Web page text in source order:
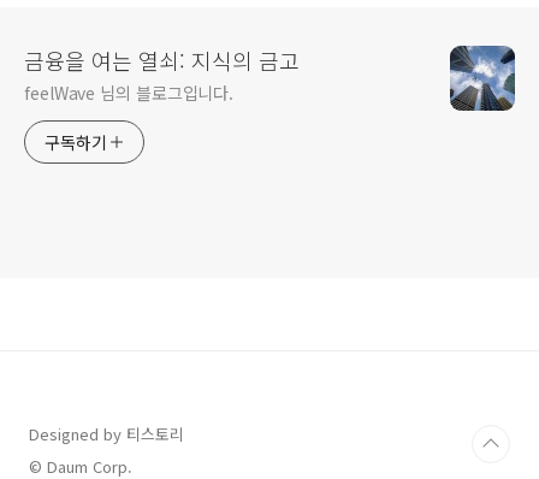
금융을 여는 열쇠: 지식의 금고
feelWave 님의 블로그입니다.
구독하기
Designed by 티스토리
© Daum Corp.